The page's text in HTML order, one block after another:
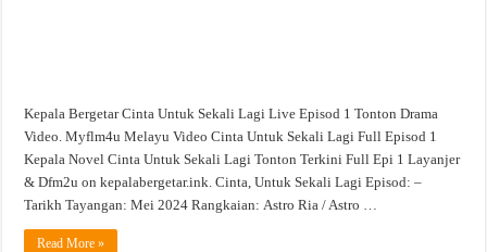
Kepala Bergetar Cinta Untuk Sekali Lagi Live Episod 1 Tonton Drama
Video. Myflm4u Melayu Video Cinta Untuk Sekali Lagi Full Episod 1
Kepala Novel Cinta Untuk Sekali Lagi Tonton Terkini Full Epi 1 Layanjer
& Dfm2u on kepalabergetar.ink. Cinta, Untuk Sekali Lagi Episod: –
Tarikh Tayangan: Mei 2024 Rangkaian: Astro Ria / Astro …
Read More »